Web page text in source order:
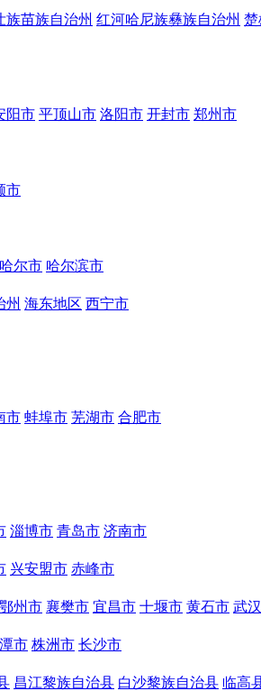
族苗族自治州 红河哈尼族彝族自治州 楚
阳市 平顶山市 洛阳市 开封市 郑州市
市
尔市 哈尔滨市
州 海东地区 西宁市
市 蚌埠市 芜湖市 合肥市
淄博市 青岛市 济南市
兴安盟市 赤峰市
鄂州市 襄樊市 宜昌市 十堰市 黄石市 武
市 株洲市 长沙市
昌江黎族自治县 白沙黎族自治县 临高